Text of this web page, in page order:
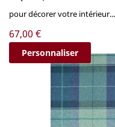
pour décorer votre intérieur...
Prix
67,00 €
Personnaliser